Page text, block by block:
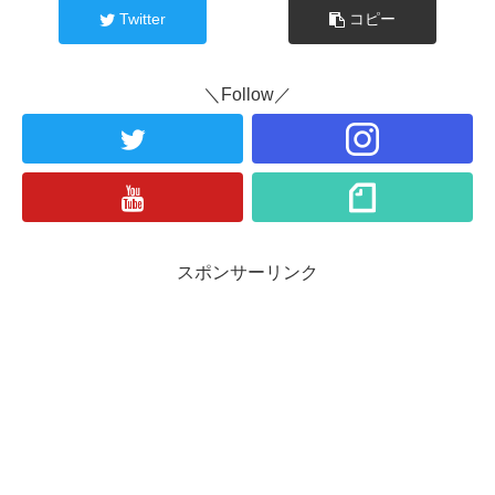
Twitter コピー
＼Follow／
スポンサーリンク